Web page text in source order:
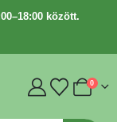
között.
0